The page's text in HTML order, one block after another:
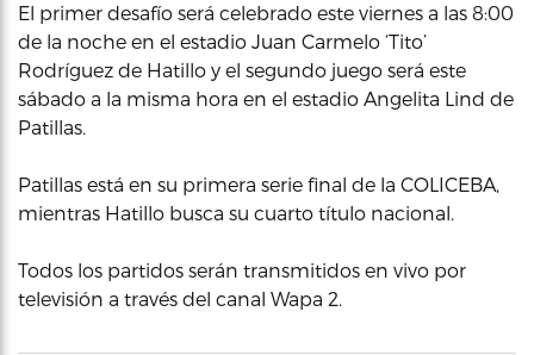
El primer desafío será celebrado este viernes a las 8:00
de la noche en el estadio Juan Carmelo ‘Tito’
Rodríguez de Hatillo y el segundo juego será este
sábado a la misma hora en el estadio Angelita Lind de
Patillas.
Patillas está en su primera serie final de la COLICEBA,
mientras Hatillo busca su cuarto título nacional.
Todos los partidos serán transmitidos en vivo por
televisión a través del canal Wapa 2.